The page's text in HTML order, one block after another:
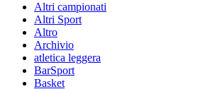
Altri campionati
Altri Sport
Altro
Archivio
atletica leggera
BarSport
Basket